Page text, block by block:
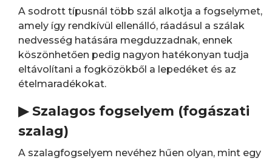
A sodrott típusnál több szál alkotja a fogselymet,
amely így rendkívül ellenálló, ráadásul a szálak
nedvesség hatására megduzzadnak, ennek
köszönhetően pedig nagyon hatékonyan tudja
eltávolítani a fogközökből a lepedéket és az
ételmaradékokat.
▶ Szalagos fogselyem (fogászati
szalag)
A szalagfogselyem nevéhez hűen olyan, mint egy